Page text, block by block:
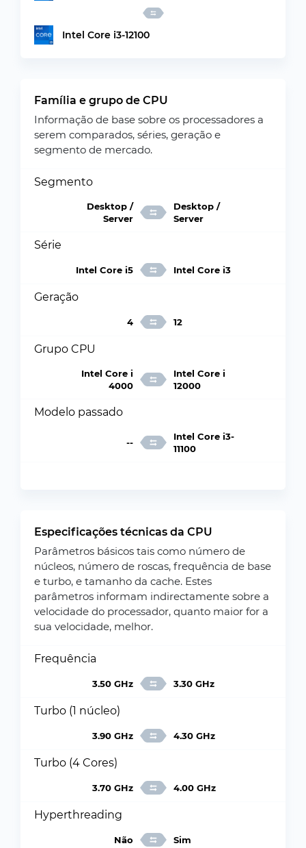
Intel Core i3-12100
Família e grupo de CPU
Informação de base sobre os processadores a
serem comparados, séries, geração e
segmento de mercado.
Segmento
Desktop /
Server
Desktop /
Server
Série
Intel Core i5 Intel Core i3
Geração
4 12
Grupo CPU
Intel Core i
4000
Intel Core i
12000
Modelo passado
--
Intel Core i3-
11100
Especificações técnicas da CPU
Parâmetros básicos tais como número de
núcleos, número de roscas, frequência de base
e turbo, e tamanho da cache. Estes
parâmetros informam indirectamente sobre a
velocidade do processador, quanto maior for a
sua velocidade, melhor.
Frequência
3.50 GHz 3.30 GHz
Turbo (1 núcleo)
3.90 GHz 4.30 GHz
Turbo (4 Cores)
3.70 GHz 4.00 GHz
Hyperthreading
Não Sim